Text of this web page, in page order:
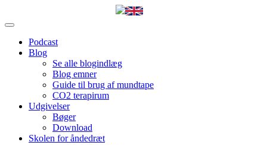
Podcast
Blog
Se alle blogindlæg
Blog emner
Guide til brug af mundtape
CO2 terapirum
Udgivelser
Bøger
Download
Skolen for åndedræt